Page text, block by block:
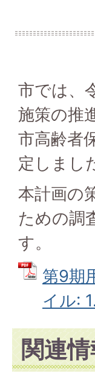
市では、
施策の推
市高齢者
定しまし
本計画の
ための調
す。
第9期
イル:
関連